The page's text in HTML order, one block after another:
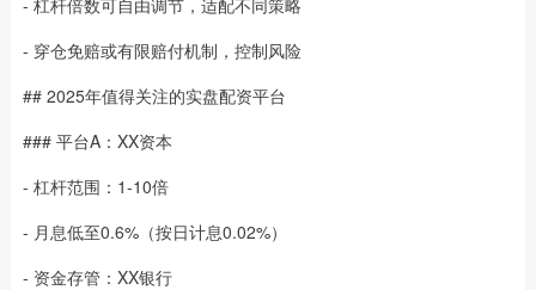
- 穿仓免赔或有限赔付机制，控制风险
## 2025年值得关注的实盘配资平台
### 平台A：XX资本
- 杠杆范围：1-10倍
- 月息低至0.6%（按日计息0.02%）
- 资金存管：XX银行